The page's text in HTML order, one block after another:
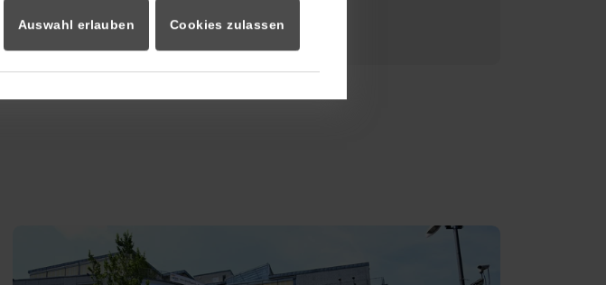
Auswahl erlauben Cookies zulassen